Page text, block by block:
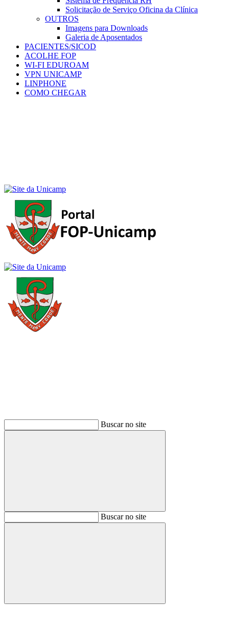
Solicitação de Serviço Oficina da Clínica
OUTROS
Imagens para Downloads
Galeria de Aposentados
PACIENTES/SICOD
ACOLHE FOP
WI-FI EDUROAM
VPN UNICAMP
LINPHONE
COMO CHEGAR
Buscar no site
BuscarBuscar no site
Buscar